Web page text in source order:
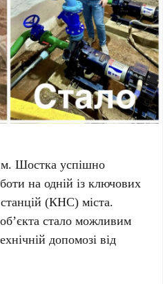
Шостка успішно
на одній із ключових
(КНС) міста.
стало можливим
допомозі від